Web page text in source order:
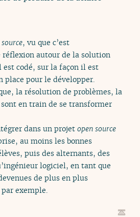
, vu que c’est
réflexion autour de la solution
codé, sur la façon il est
place pour le développer.
la résolution de problèmes, la
en train de se transformer
dans un projet open source
au moins les bonnes
puis des alternants, des
logiciel, en tant que
de plus en plus
par exemple.